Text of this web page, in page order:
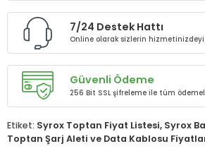
7/24 Destek Hattı
Online olarak sizlerin
Güvenli Ödeme
256 Bit SSL şifreleme ile tüm
Etiket: Syrox Toptan Fiyat Listesi, Syrox
Toptan Şarj Aleti ve Data Kablosu